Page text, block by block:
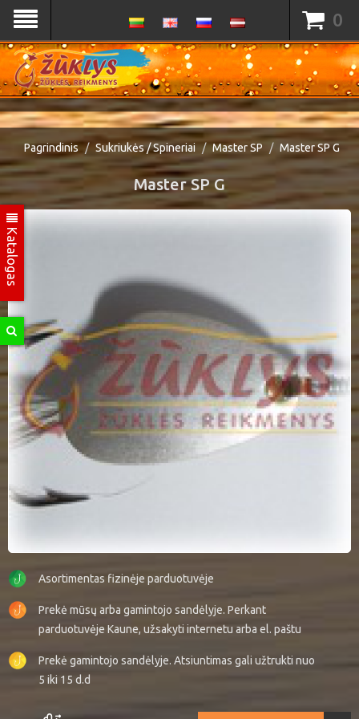
Katalogas
0
Pagrindinis Sukriukės / Spineriai Master SP Master SP G
Master SP G
Asortimentas fizinėje parduotuvėje
Prekė mūsų arba gamintojo sandėlyje. Perkant
parduotuvėje Kaune, užsakyti internetu arba el. paštu
Prekė gamintojo sandėlyje. Atsiuntimas gali užtrukti nuo
5 iki 15 d.d